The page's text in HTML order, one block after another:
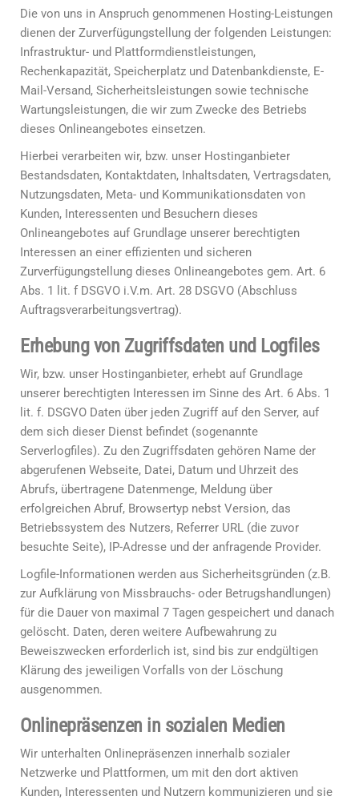
Die von uns in Anspruch genommenen Hosting-Leistungen
dienen der Zurverfügungstellung der folgenden Leistungen:
Infrastruktur- und Plattformdienstleistungen,
Rechenkapazität, Speicherplatz und Datenbankdienste, E-
Mail-Versand, Sicherheitsleistungen sowie technische
Wartungsleistungen, die wir zum Zwecke des Betriebs
dieses Onlineangebotes einsetzen.
Hierbei verarbeiten wir, bzw. unser Hostinganbieter
Bestandsdaten, Kontaktdaten, Inhaltsdaten, Vertragsdaten,
Nutzungsdaten, Meta- und Kommunikationsdaten von
Kunden, Interessenten und Besuchern dieses
Onlineangebotes auf Grundlage unserer berechtigten
Interessen an einer effizienten und sicheren
Zurverfügungstellung dieses Onlineangebotes gem. Art. 6
Abs. 1 lit. f DSGVO i.V.m. Art. 28 DSGVO (Abschluss
Auftragsverarbeitungsvertrag).
Erhebung von Zugriffsdaten und Logfiles
Wir, bzw. unser Hostinganbieter, erhebt auf Grundlage
unserer berechtigten Interessen im Sinne des Art. 6 Abs. 1
lit. f. DSGVO Daten über jeden Zugriff auf den Server, auf
dem sich dieser Dienst befindet (sogenannte
Serverlogfiles). Zu den Zugriffsdaten gehören Name der
abgerufenen Webseite, Datei, Datum und Uhrzeit des
Abrufs, übertragene Datenmenge, Meldung über
erfolgreichen Abruf, Browsertyp nebst Version, das
Betriebssystem des Nutzers, Referrer URL (die zuvor
besuchte Seite), IP-Adresse und der anfragende Provider.
Logfile-Informationen werden aus Sicherheitsgründen (z.B.
zur Aufklärung von Missbrauchs- oder Betrugshandlungen)
für die Dauer von maximal 7 Tagen gespeichert und danach
gelöscht. Daten, deren weitere Aufbewahrung zu
Beweiszwecken erforderlich ist, sind bis zur endgültigen
Klärung des jeweiligen Vorfalls von der Löschung
ausgenommen.
Onlinepräsenzen in sozialen Medien
Wir unterhalten Onlinepräsenzen innerhalb sozialer
Netzwerke und Plattformen, um mit den dort aktiven
Kunden, Interessenten und Nutzern kommunizieren und sie